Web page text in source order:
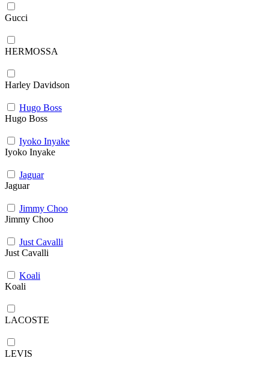
Gucci
HERMOSSA
Harley Davidson
Hugo Boss
Hugo Boss
Iyoko Inyake
Iyoko Inyake
Jaguar
Jaguar
Jimmy Choo
Jimmy Choo
Just Cavalli
Just Cavalli
Koali
Koali
LACOSTE
LEVIS